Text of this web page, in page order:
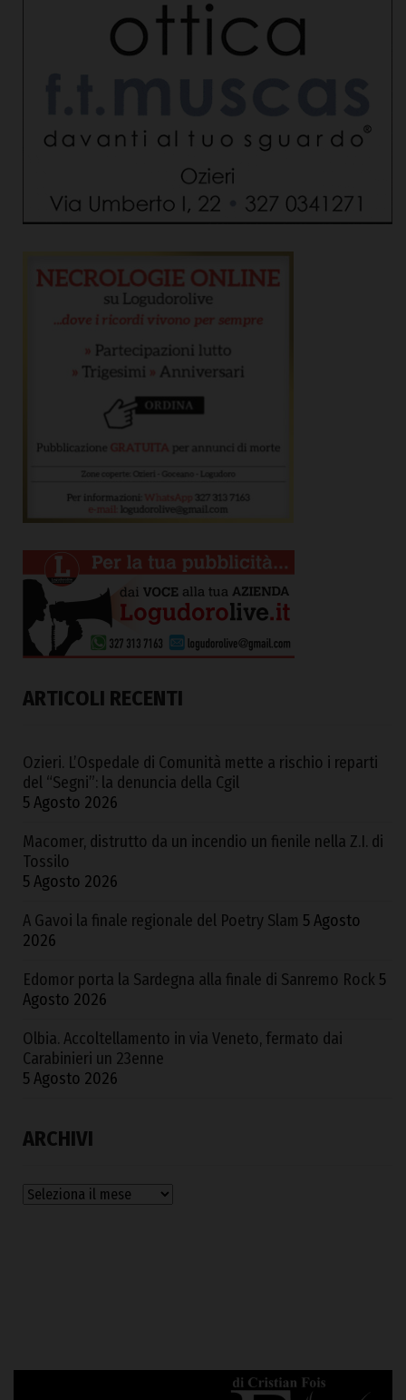
ARTICOLI RECENTI
Ozieri. L’Ospedale di Comunità mette a rischio i reparti
del “Segni”: la denuncia della Cgil
5 Agosto 2026
Macomer, distrutto da un incendio un fienile nella Z.I. di
Tossilo
5 Agosto 2026
A Gavoi la finale regionale del Poetry Slam 5 Agosto
2026
Edomor porta la Sardegna alla finale di Sanremo Rock 5
Agosto 2026
Olbia. Accoltellamento in via Veneto, fermato dai
Carabinieri un 23enne
5 Agosto 2026
ARCHIVI
Archivi